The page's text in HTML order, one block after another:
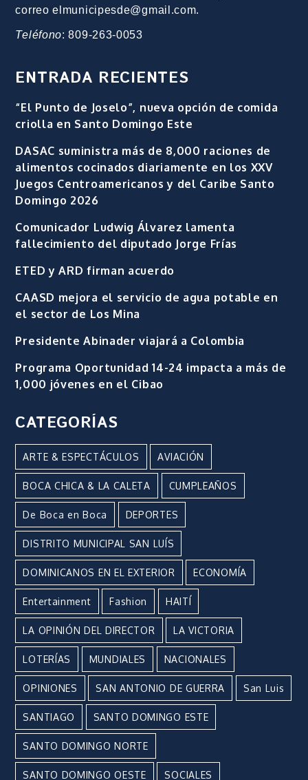
correo elmunicipesde@gmail.com.
Teléfono: 809-263-0053
ENTRADA RECIENTES
“El Punto de Joselo”, nueva opción de comida
criolla en Santo Domingo Este
DASAC suministra más de 8,000 raciones de
alimentos cocinados diariamente en los XXV
Juegos Centroamericanos y del Caribe Santo
Domingo 2026
Comunicador Ludwig Álvarez lamenta
fallecimiento del diputado Jorge Frías
ETED y ARD firman acuerdo
CAASD mejora el servicio de agua potable en
el sector de Los Mina
Presidente Abinader viajará a Colombia
Programa Oportunidad 14-24 impacta a más de
1,000 jóvenes en el Cibao
CATEGORÍAS
ARTE & ESPECTÁCULOS AVIACIÓN
BOCA CHICA & LA CALETA CUMPLEAÑOS
De Boca en Boca DEPORTES
DISTRITO MUNICIPAL SAN LUÍS
DOMINICANOS EN EL EXTERIOR ECONOMÍA
Entertainment Fashion HAITÍ
LA OPINIÓN DEL DIRECTOR LA VICTORIA
LOTERÍAS MUNDIALES NACIONALES
OPINIONES SAN ANTONIO DE GUERRA San Luis
SANTIAGO SANTO DOMINGO ESTE
SANTO DOMINGO NORTE
SANTO DOMINGO OESTE SOCIALES